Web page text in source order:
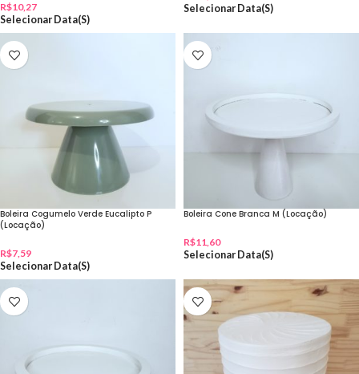
R$10,27
Selecionar Data(s)
Selecionar Data(s)
Boleira Cogumelo Verde Eucalipto P
(Locação)
R$7,59
Selecionar Data(s)
Boleira Cone Branca M (Locação)
R$11,60
Selecionar Data(s)